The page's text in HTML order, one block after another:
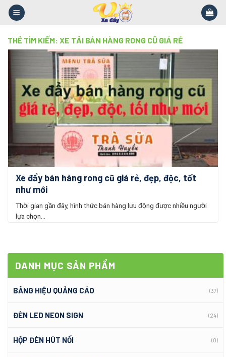
Skip
THẺ TÌM KIẾM: XE TẢI BÁN HÀNG RONG CŨ GIÁ RẺ
DANH MỤC SẢN PHẨM
BẢNG HIỆU QUẢNG CÁO (37)
ĐÈN LED NEON SIGN (24)
HỘP ĐÈN HÚT NỔI (0)
Xe đẩy bán hàng rong cũ giá rẻ, đẹp, độc, tốt
như mới
Thời gian gần đây, hình thức bán hàng lưu động được nhiều người
lựa chọn...